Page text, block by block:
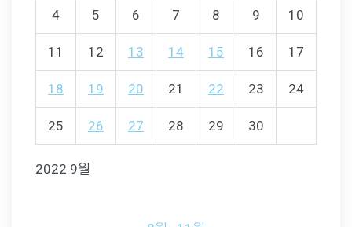
2022 9월
4 5 6 7 8 9 10
11 12 13 14 15 16 17
18 19 20 21 22 23 24
25 26 27 28 29 30